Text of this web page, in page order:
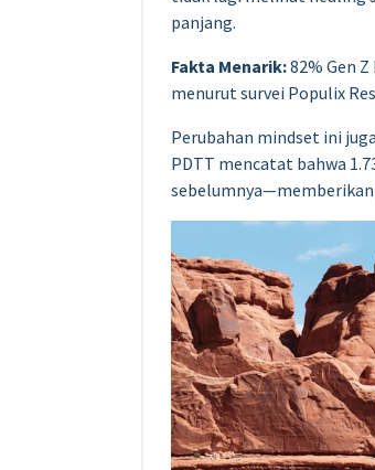
panjang.
Fakta Menarik:82% Gen
menurut survei Populix
Perubahan mindset ini
PDTT mencatat bahwa